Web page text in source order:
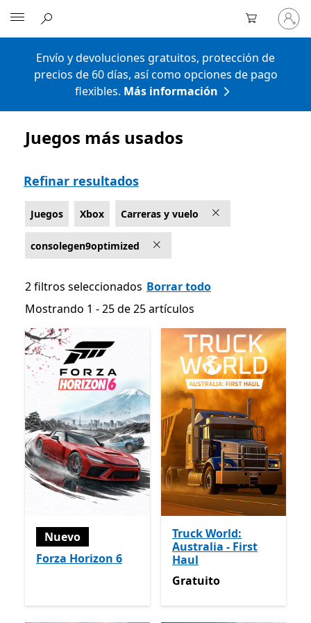
Iniciar
sesión
en
cuenta
Envío y devoluciones gratuitos, protección de
precios de 60 días, así como opciones de pago
flexibles. Más información
Lista Microsoft.com
Juegos más usados
Refinar resultados
Juegos Xbox Carreras y vuelo
consolegen9optimized
2 filtros seleccionados Borrar todo
Mostrando 1 - 25 de 25 artículos
Mostrando 1 - 25 de 25 artículos
Nuevo
Forza Horizon 6
Truck World:
Australia - First
Haul
Gratuito
Gratuito